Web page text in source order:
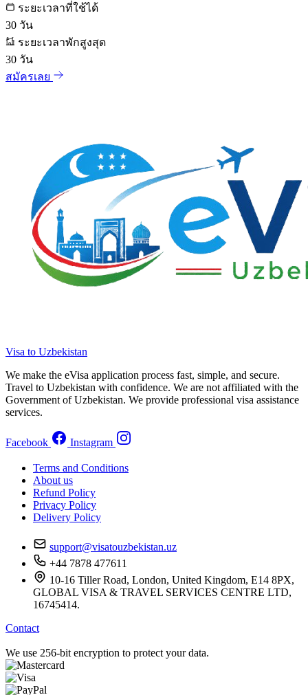
ระยะเวลาที่ใช้ได้
30 วัน
ระยะเวลาพักสูงสุด
30 วัน
สมัครเลย
Visa to Uzbekistan
We make the eVisa application process fast, simple, and secure.
Travel to Uzbekistan with confidence. We are not affiliated with the
Government of Uzbekistan. We provide professional visa assistance
services.
Facebook Instagram
Terms and Conditions
About us
Refund Policy
Privacy Policy
Delivery Policy
support@visatouzbekistan.uz
+44 7878 477611
10-16 Tiller Road, London, United Kingdom, E14 8PX,
GLOBAL VISA & TRAVEL SERVICES CENTRE LTD,
16745414.
Contact
We use 256-bit encryption to protect your data.